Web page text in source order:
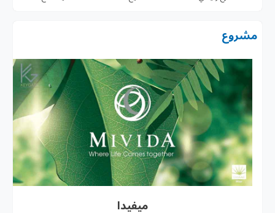
مشروع
ميفيدا